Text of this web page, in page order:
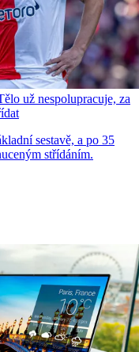
už nespolupracuje, za
sestavě, a po 35
střídáním.